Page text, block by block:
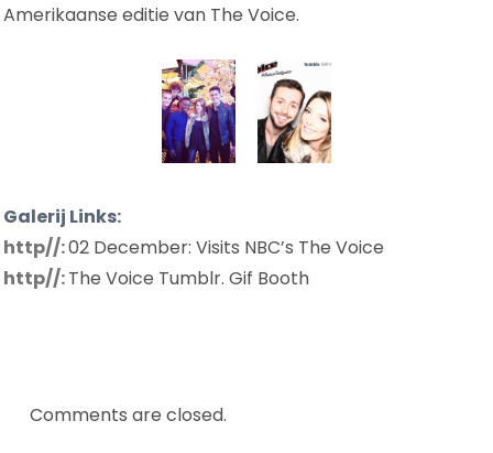
Amerikaanse editie van The Voice.
Galerij Links:
http//:02 December: Visits NBC’s The Voice
http//:The Voice Tumblr. Gif Booth
Comments are closed.